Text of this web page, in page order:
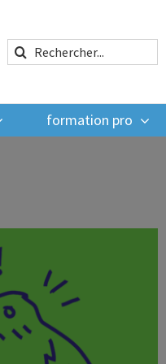
Rechercher:
formation pro